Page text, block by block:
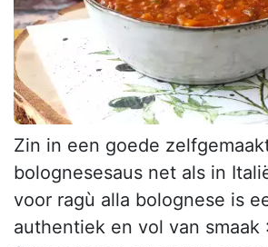
Zin in een goede
bolognesesaus net als in
voor ragù alla bolognese is
authentiek en vol van smaak